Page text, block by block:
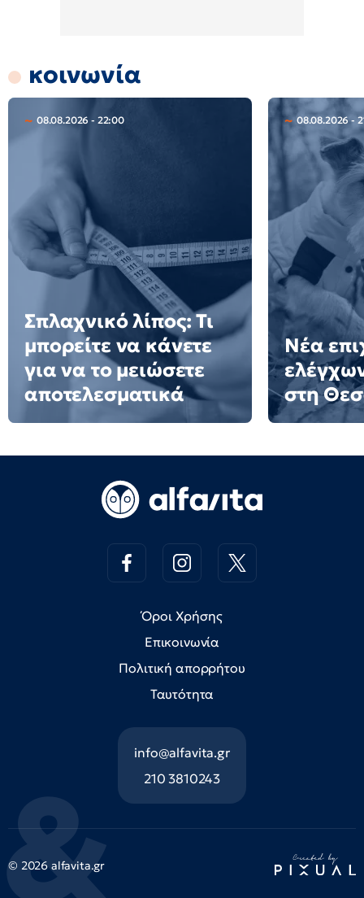
κοινωνία
08.08.2026 - 22:00
Σπλαχνικό λίπος: Τι
μπορείτε να κάνετε
για να το μειώσετε
αποτελεσματικά
08.08.2026 -
Νέα
στη
Όροι Χρήσης
Επικοινωνία
Πολιτική απορρήτου
Ταυτότητα
info@alfavita.gr
210 3810243
© 2026 alfavita.gr